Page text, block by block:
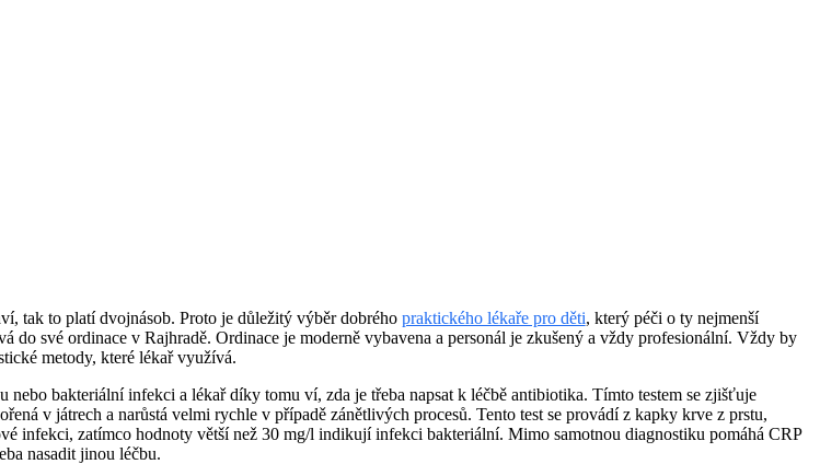
tak to platí dvojnásob. Proto je důležitý výběr dobrého praktického lékaře pro děti, který péči o ty nejmenší
své ordinace v Rajhradě. Ordinace je moderně vybavena a personál je zkušený a vždy profesionální. Vždy by
metody, které lékař využívá.
bakteriální infekci a lékař díky tomu ví, zda je třeba napsat k léčbě antibiotika. Tímto testem se zjišťuje
v játrech a narůstá velmi rychle v případě zánětlivých procesů. Tento test se provádí z kapky krve z prstu,
infekci, zatímco hodnoty větší než 30 mg/l indikují infekci bakteriální. Mimo samotnou diagnostiku pomáhá CRP
nasadit jinou léčbu.